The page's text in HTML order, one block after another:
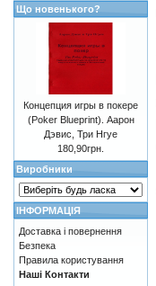
Що новенького?
Концепция игры в покере
(Poker Blueprint). Аарон
Дэвис, Три Нгуе
180,90грн.
Виробники
ІНФОРМАЦІЯ
Доставка і повернення
Безпека
Правила користування
Наші Контакти